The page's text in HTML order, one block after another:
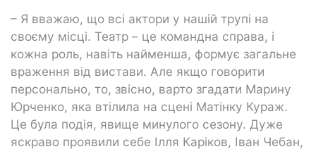
– Я вважаю, що всі актори у нашій трупі на
своєму місці. Театр – це командна справа, і
кожна роль, навіть найменша, формує загальне
враження від вистави. Але якщо говорити
персонально, то, звісно, варто згадати Марину
Юрченко, яка втілила на сцені Матінку Кураж.
Це була подія, явище минулого сезону. Дуже
яскраво проявили себе Ілля Каріков, Іван Чебан,